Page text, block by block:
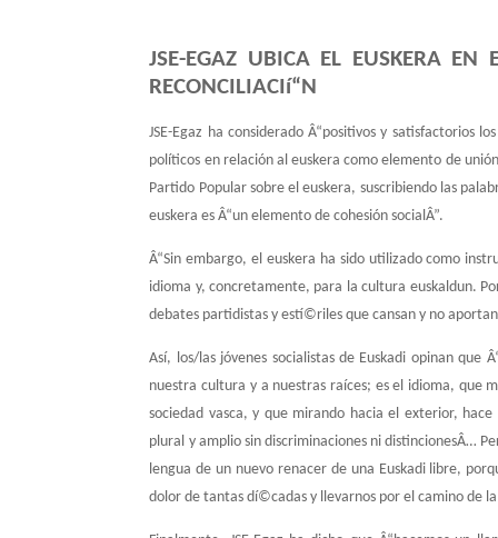
JSE-EGAZ UBICA EL EUSKERA
RECONCILIACIí“N
JSE-Egaz ha considerado Â“positivos y satisfactorios
polí­ticos en relación al euskera como elemento de
Partido Popular sobre el euskera, suscribiendo las
euskera es Â“un elemento de cohesión socialÂ”.
Â“Sin embargo, el euskera ha sido utilizado como
idioma y, concretamente, para la cultura euskaldun.
debates partidistas y estí©riles que cansan y no aportan
Así­, los/las jóvenes socialistas de Euskadi opinan que
nuestra cultura y a nuestras raí­ces; es el idioma, que
sociedad vasca, y que mirando hacia el exterior,
plural y amplio sin discriminaciones ni distincionesÂ…
lengua de un nuevo renacer de una Euskadi libre,
dolor de tantas dí©cadas y llevarnos por el camino de